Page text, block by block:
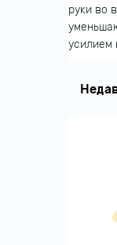
руки во
усилием